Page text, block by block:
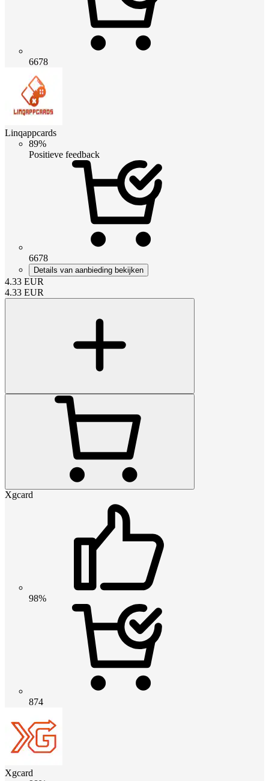
6678
Linqappcards
89%
Positieve feedback
6678
Details van aanbieding bekijken
4.33 EUR
4.33 EUR
Xgcard
98%
874
Xgcard